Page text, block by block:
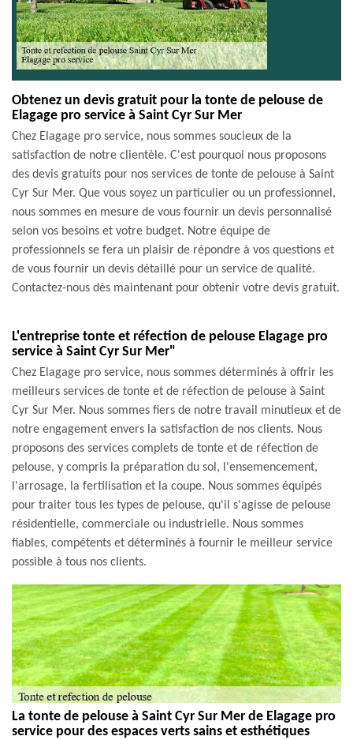
Obtenez un devis gratuit pour la tonte de pelouse de
Elagage pro service à Saint Cyr Sur Mer
Chez Elagage pro service, nous sommes soucieux de la
satisfaction de notre clientèle. C'est pourquoi nous proposons
des devis gratuits pour nos services de tonte de pelouse à Saint
Cyr Sur Mer. Que vous soyez un particulier ou un professionnel,
nous sommes en mesure de vous fournir un devis personnalisé
selon vos besoins et votre budget. Notre équipe de
professionnels se fera un plaisir de répondre à vos questions et
de vous fournir un devis détaillé pour un service de qualité.
Contactez-nous dès maintenant pour obtenir votre devis gratuit.
L'entreprise tonte et réfection de pelouse Elagage pro
service à Saint Cyr Sur Mer"
Chez Elagage pro service, nous sommes déterminés à offrir les
meilleurs services de tonte et de réfection de pelouse à Saint
Cyr Sur Mer. Nous sommes fiers de notre travail minutieux et de
notre engagement envers la satisfaction de nos clients. Nous
proposons des services complets de tonte et de réfection de
pelouse, y compris la préparation du sol, l'ensemencement,
l'arrosage, la fertilisation et la coupe. Nous sommes équipés
pour traiter tous les types de pelouse, qu'il s'agisse de pelouse
résidentielle, commerciale ou industrielle. Nous sommes
fiables, compétents et déterminés à fournir le meilleur service
possible à tous nos clients.
La tonte de pelouse à Saint Cyr Sur Mer de Elagage pro
service pour des espaces verts sains et esthétiques